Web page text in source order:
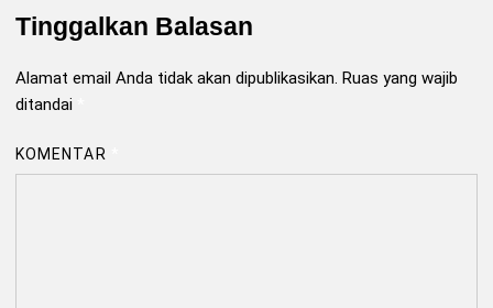
Tinggalkan Balasan
Alamat email Anda tidak akan dipublikasikan. Ruas yang wajib
ditandai
KOMENTAR